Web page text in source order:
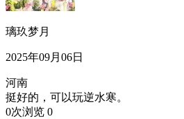
璃玖梦月
2025年09月06日
河南
挺好的，可以玩逆水寒。
0次浏览 0